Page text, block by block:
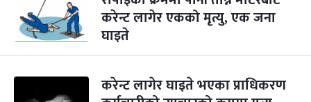
करेन्ट लागेर एकको मृत्यु, एक जना
घाइते
करेन्ट लागेर घाइते भएका प्राधिकरण